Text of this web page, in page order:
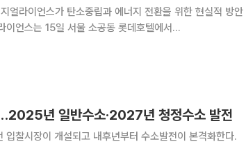
얼라이언스가 탄소중립과 에너지 전환을 위한 현실적 방안
너지를 사용한다는 개념으로 원
년 일반수소·2027년 청정수소 발전
찰시장이 개설되고 내후년부터 수소발전이 본격화한다.